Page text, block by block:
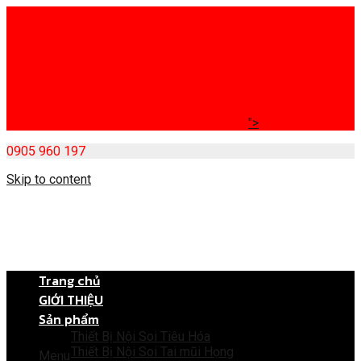
">
0905 960 197
Skip to content
Menu
Trang chủ
GIỚI THIỆU
Sản phẩm
Thiết Bị Nội Soi Tiêu Hóa
Thiết Bị Nội Soi Tai mũi Họng